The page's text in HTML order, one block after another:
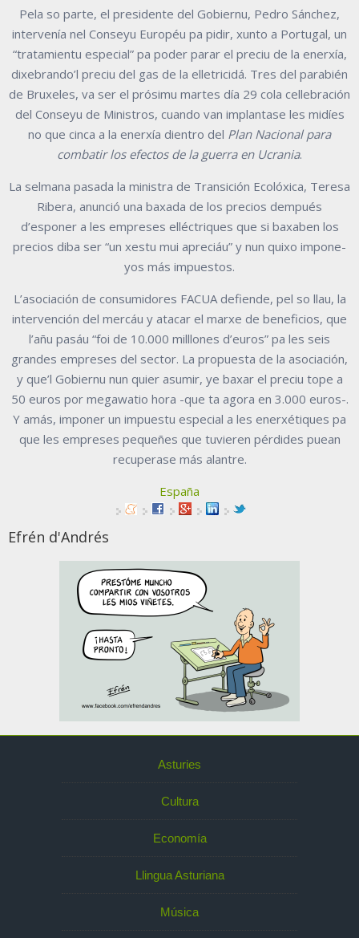
Pela so parte, el presidente del Gobiernu, Pedro Sánchez,
intervenía nel Conseyu Européu pa pidir, xunto a Portugal, un
“tratamientu especial” pa poder parar el preciu de la enerxía,
dixebrando’l preciu del gas de la elletricidá. Tres del parabién
de Bruxeles, va ser el prósimu martes día 29 cola cellebración
del Conseyu de Ministros, cuando van implantase les midíes
no que cinca a la enerxía dientro del Plan Nacional para
combatir los efectos de la guerra en Ucrania.
La selmana pasada la ministra de Transición Ecolóxica, Teresa
Ribera, anunció una baxada de los precios dempués
d’esponer a les empreses elléctriques que si baxaben los
precios diba ser “un xestu mui apreciáu” y nun quixo impone-
yos más impuestos.
L’asociación de consumidores FACUA defiende, pel so llau, la
intervención del mercáu y atacar el marxe de beneficios, que
l’añu pasáu “foi de 10.000 milllones d’euros” pa les seis
grandes empreses del sector. La propuesta de la asociación,
y que’l Gobiernu nun quier asumir, ye baxar el preciu tope a
50 euros por megawatio hora -que ta agora en 3.000 euros-.
Y amás, imponer un impuestu especial a les enerxétiques pa
que les empreses pequeñes que tuvieren pérdides puean
recuperase más alantre.
España
Efrén d'Andrés
Asturies
Cultura
Economía
Llingua Asturiana
Música